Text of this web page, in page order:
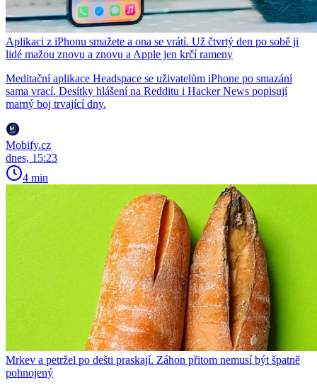
Aplikaci z iPhonu smažete a ona se vrátí. Už čtvrtý den po sobě ji
lidé mažou znovu a znovu a Apple jen krčí rameny
Meditační aplikace Headspace se uživatelům iPhone po smazání
sama vrací. Desítky hlášení na Redditu i Hacker News popisují
marný boj trvající dny.
Mobify.cz
dnes, 15:23
4 min
Mrkev a petržel po dešti praskají. Záhon přitom nemusí být špatně
pohnojený